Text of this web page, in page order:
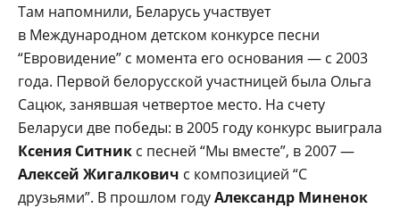
Там напомнили, Беларусь участвует
в Международном детском конкурсе песни
“Евровидение” с момента его основания — с 2003
года. Первой белорусской участницей была Ольга
Сацюк, занявшая четвертое место. На счету
Беларуси две победы: в 2005 году конкурс выиграла
Ксения Ситник с песней “Мы вместе”, в 2007 —
Алексей Жигалкович с композицией “С
друзьями”. В прошлом годуАлександр Миненок